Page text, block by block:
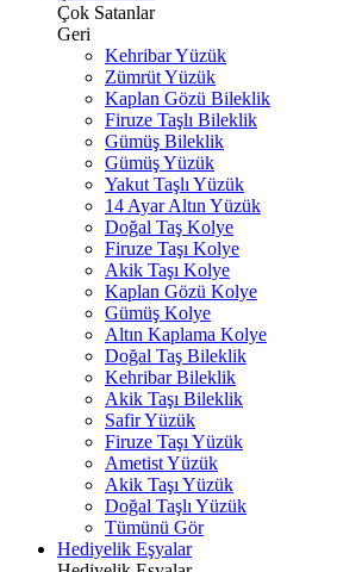
Çok Satanlar
Geri
Kehribar Yüzük
Zümrüt Yüzük
Kaplan Gözü Bileklik
Firuze Taşlı Bileklik
Gümüş Bileklik
Gümüş Yüzük
Yakut Taşlı Yüzük
14 Ayar Altın Yüzük
Doğal Taş Kolye
Firuze Taşı Kolye
Akik Taşı Kolye
Kaplan Gözü Kolye
Gümüş Kolye
Altın Kaplama Kolye
Doğal Taş Bileklik
Kehribar Bileklik
Akik Taşı Bileklik
Safir Yüzük
Firuze Taşı Yüzük
Ametist Yüzük
Akik Taşı Yüzük
Doğal Taşlı Yüzük
Tümünü Gör
Hediyelik Eşyalar